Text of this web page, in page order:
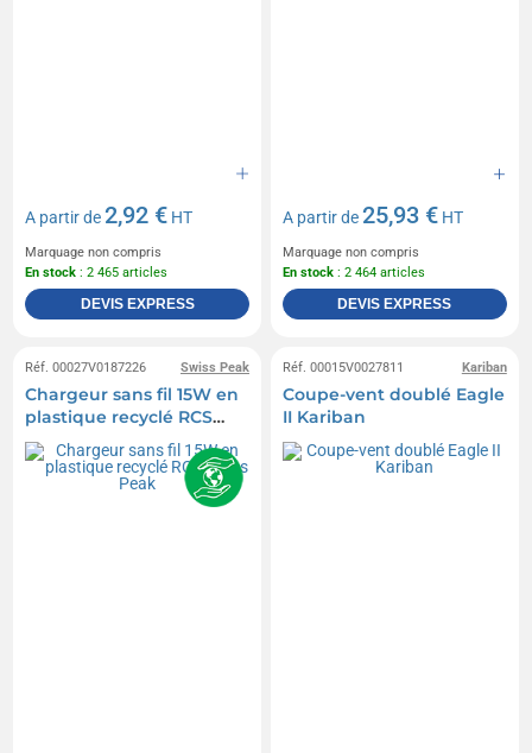
A partir de2,92 € HT
Marquage non compris
En stock : 2 465 articles
DEVIS EXPRESS
A partir de25,93 € HT
Marquage non compris
En stock : 2 464 articles
DEVIS EXPRESS
Swiss Peak
Réf. 00027V0187226
Chargeur sans fil 15W en
plastique recyclé RCS
Swiss Peak
Kariban
Réf. 00015V0027811
Coupe-vent doublé Eagle
II Kariban